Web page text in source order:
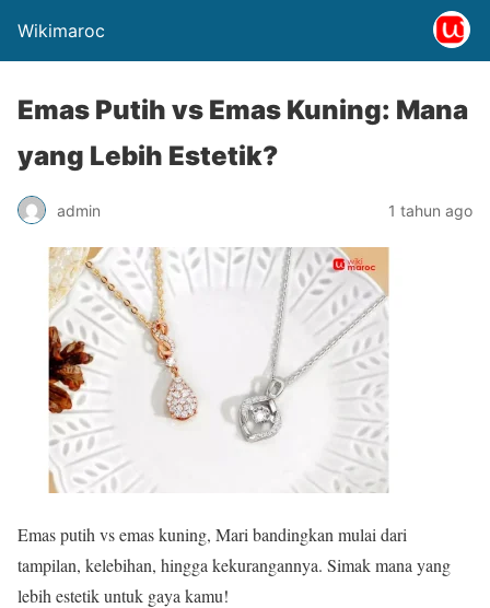
Wikimaroc
Emas Putih vs Emas Kuning: Mana
yang Lebih Estetik?
admin 1 tahun ago
Emas putih vs emas kuning, Mari bandingkan mulai dari
tampilan, kelebihan, hingga kekurangannya. Simak mana yang
lebih estetik untuk gaya kamu!